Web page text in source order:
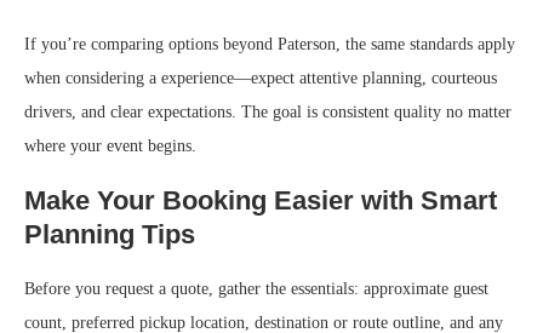
If you’re comparing options beyond Paterson, the same standards apply
when considering a experience—expect attentive planning, courteous
drivers, and clear expectations. The goal is consistent quality no matter
where your event begins.
Make Your Booking Easier with Smart
Planning Tips
Before you request a quote, gather the essentials: approximate guest
count, preferred pickup location, destination or route outline, and any